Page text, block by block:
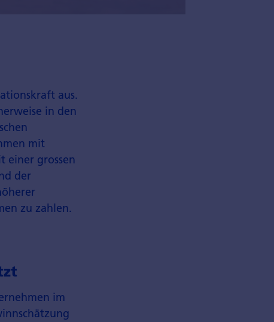
aus.
in den
mit
einer grossen
der
zu zahlen.
im